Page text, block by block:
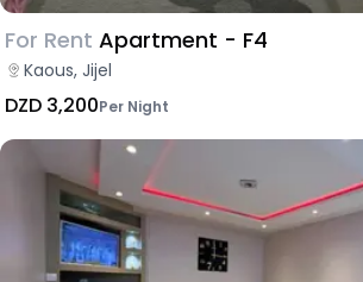
For Rent Apartment - F4
Kaous, Jijel
DZD 3,200Per Night